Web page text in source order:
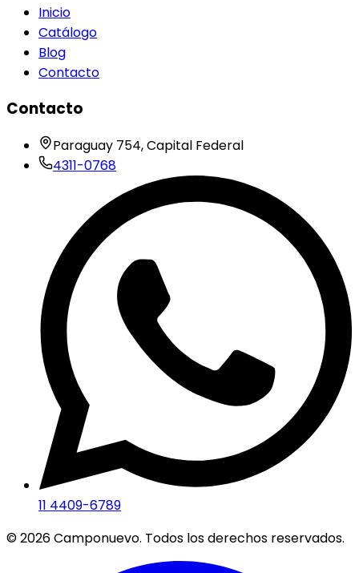
Inicio
Catálogo
Blog
Contacto
Contacto
Paraguay 754, Capital Federal
4311-0768
11 4409-6789
©2026Camponuevo. Todos los derechos reservados.